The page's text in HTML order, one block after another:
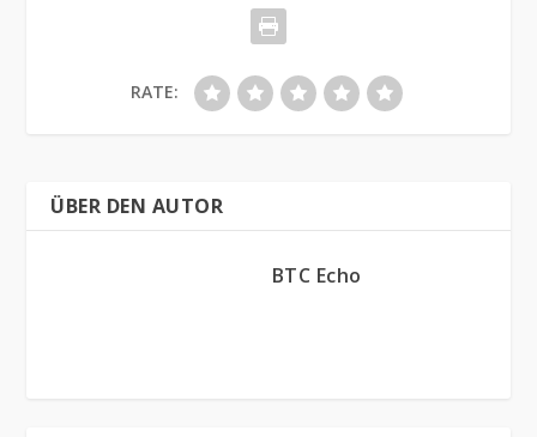
RATE:
ÜBER DEN AUTOR
BTC Echo